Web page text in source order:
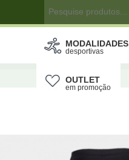
MODALIDADES
desportivas
OUTLET
em promoção